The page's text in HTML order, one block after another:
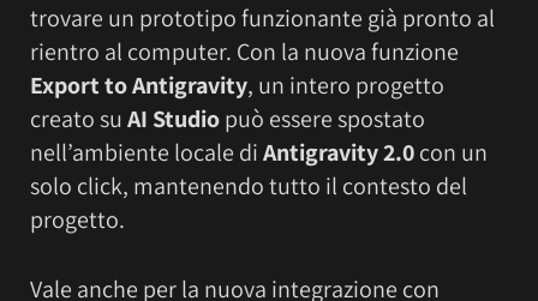
trovare un prototipo funzionante già pronto al
rientro al computer. Con la nuova funzione
Export to Antigravity, un intero progetto
creato suAI Studiopuò essere spostato
nell’ambiente locale diAntigravity 2.0con un
solo click, mantenendo tutto il contesto del
progetto.
Vale anche per la nuova integrazione con